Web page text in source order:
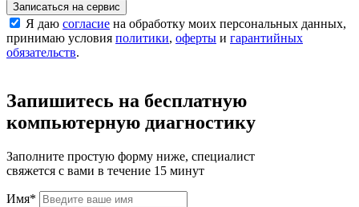
Записаться на сервис
Я даю согласие на обработку моих персональных данных,
принимаю условия политики, оферты и гарантийных
обязательств.
Запишитесь на бесплатную
компьютерную диагностику
Заполните простую форму ниже, специалист
свяжется с вами в течение 15 минут
Имя*